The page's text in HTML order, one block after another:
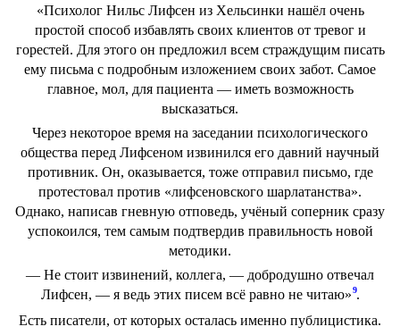
«Психолог Нильс Лифсен из Хельсинки нашёл очень
простой способ избавлять своих клиентов от тревог и
горестей. Для этого он предложил всем страждущим писать
ему письма с подробным изложением своих забот. Самое
главное, мол, для пациента — иметь возможность
высказаться.
Через некоторое время на заседании психологического
общества перед Лифсеном извинился его давний научный
противник. Он, оказывается, тоже отправил письмо, где
протестовал против «лифсеновского шарлатанства».
Однако, написав гневную отповедь, учёный соперник сразу
успокоился, тем самым подтвердив правильность новой
методики.
— Не стоит извинений, коллега, — добродушно отвечал
Лифсен, — я ведь этих писем всё равно не читаю»9.
Есть писатели, от которых осталась именно публицистика.